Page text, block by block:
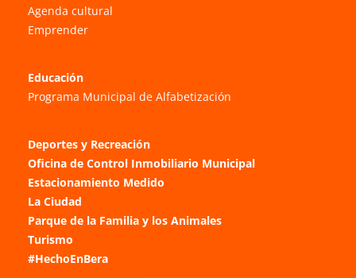
Agenda cultural
Emprender
Educación
Programa Municipal de Alfabetización
Deportes y Recreación
Oficina de Control Inmobiliario Municipal
Estacionamiento Medido
La Ciudad
Parque de la Familia y los Animales
Turismo
#HechoEnBera